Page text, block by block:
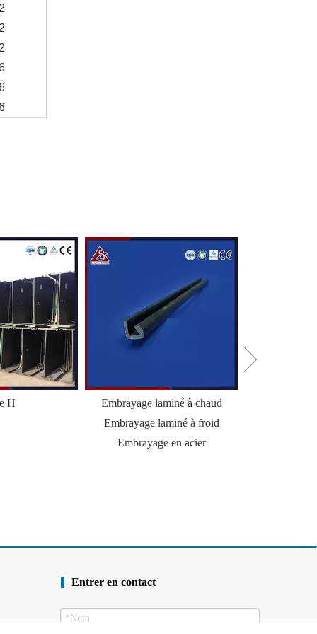
H
Embrayage laminé à chaud
Embrayage laminé à froid
Embrayage en acier
Entrer en contact